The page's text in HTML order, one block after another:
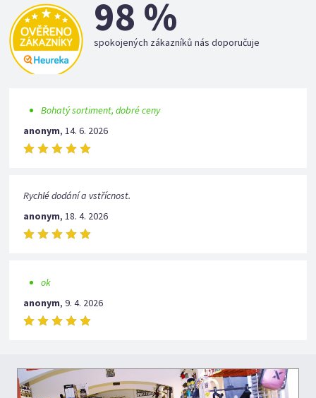
98 %
spokojených zákazníků nás doporučuje
Bohatý sortiment, dobré ceny
anonym,14. 6. 2026
Rychlé dodání a vstřícnost.
anonym,18. 4. 2026
ok
anonym,9. 4. 2026